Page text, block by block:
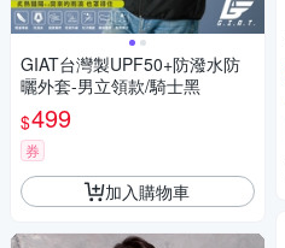
GIAT台灣製UPF50+防潑水防
曬外套-男立領款/騎士黑
$499
券
加入購物車